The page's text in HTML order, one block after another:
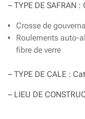
– TYPE DE SAFRAN
Crosse de
Roulements auto-
fibre de verre
– TYPE DE CALE :
– LIEU DE